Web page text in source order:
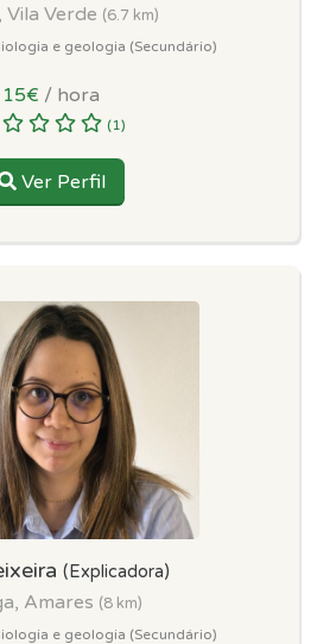
Vila Verde (6.7 km)
e geologia (Secundário)
15€ / hora
(1)
Ver Perfil
(Explicadora)
Amares (8 km)
e geologia (Secundário)